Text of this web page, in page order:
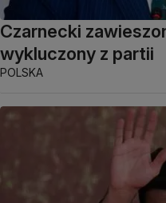
Czarnecki
wykluczony z partii
POLSKA